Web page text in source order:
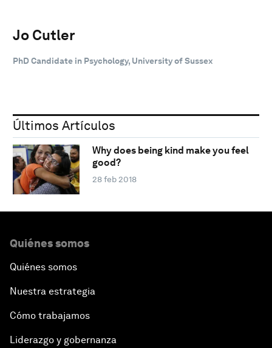
Jo Cutler
PhD Candidate in Psychology, University of Sussex
Últimos Artículos
Why does being kind make you feel
good?
28 feb 2018
Quiénes somos
Quiénes somos
Nuestra estrategia
Cómo trabajamos
Liderazgo y gobernanza